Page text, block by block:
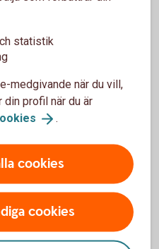
av fonden. Men i och
i fonder och kräver inga
är 100 kronor.
att
statistik
medgivande när du vill,
profil när du är
.
cookies
cookies